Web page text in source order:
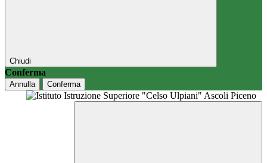
Chiudi
Conferma
Annulla Conferma